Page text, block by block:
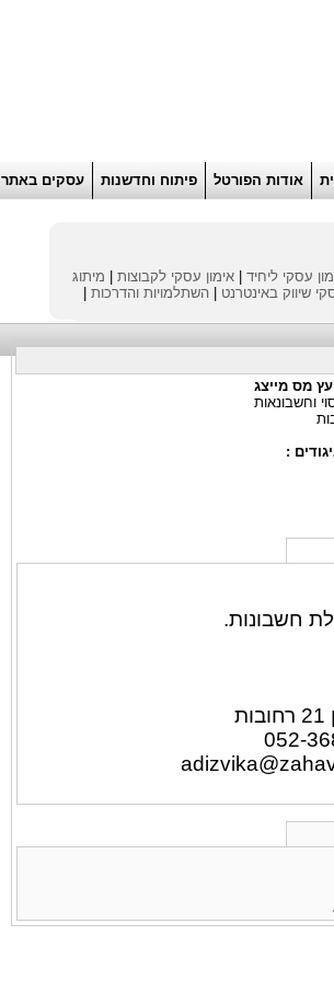
אודות הפורטל פיתוח וחדשנות עסקים באתר
עסקי ליחיד אימון עסקי לקבוצות
מיתוג
שיווק באינטרנט השתלמויות והדרכות
מס מייצג
וחשבונאות
:
חשבונות.